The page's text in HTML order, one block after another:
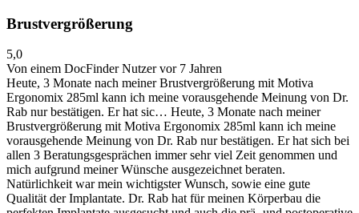
Brustvergrößerung
5,0
Von einem DocFinder Nutzervor 7 Jahren
Heute, 3 Monate nach meiner Brustvergrößerung mit Motiva
Ergonomix 285ml kann ich meine vorausgehende Meinung von Dr.
Rab nur bestätigen. Er hat sic… Heute, 3 Monate nach meiner
Brustvergrößerung mit Motiva Ergonomix 285ml kann ich meine
vorausgehende Meinung von Dr. Rab nur bestätigen. Er hat sich bei
allen 3 Beratungsgesprächen immer sehr viel Zeit genommen und
mich aufgrund meiner Wünsche ausgezeichnet beraten.
Natürlichkeit war mein wichtigster Wunsch, sowie eine gute
Qualität der Implantate. Dr. Rab hat für meinen Körperbau die